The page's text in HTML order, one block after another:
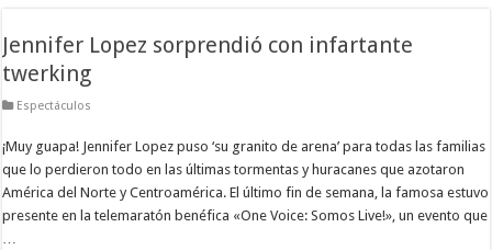
Jennifer Lopez sorprendió con infartante
twerking
Espectáculos
¡Muy guapa! Jennifer Lopez puso ‘su granito de arena’ para todas las familias
que lo perdieron todo en las últimas tormentas y huracanes que azotaron
América del Norte y Centroamérica. El último fin de semana, la famosa estuvo
presente en la telemaratón benéfica «One Voice: Somos Live!», un evento que